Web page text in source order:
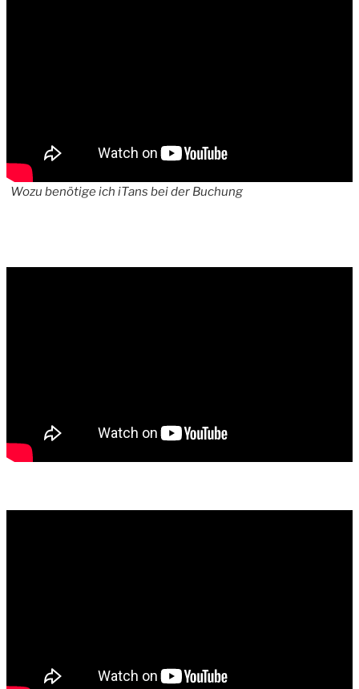
Wozu benötige ich iTans bei der Buchung